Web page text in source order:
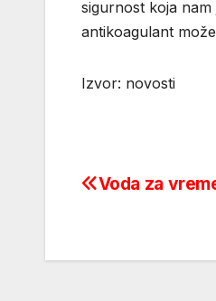
sigurnost koja nam
antikoagulant
Izvor: novosti
Post
Voda za